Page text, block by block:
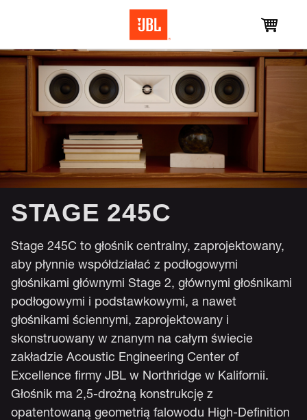
STAGE 245C
Stage 245C to głośnik centralny, zaprojektowany,
aby płynnie współdziałać z podłogowymi
głośnikami głównymi Stage 2, głównymi głośnikami
podłogowymi i podstawkowymi, a nawet
głośnikami ściennymi, zaprojektowany i
skonstruowany w znanym na całym świecie
zakładzie Acoustic Engineering Center of
Excellence firmy JBL w Northridge w Kalifornii.
Głośnik ma 2,5-drożną konstrukcję z
opatentowaną geometrią falowodu High-Definition